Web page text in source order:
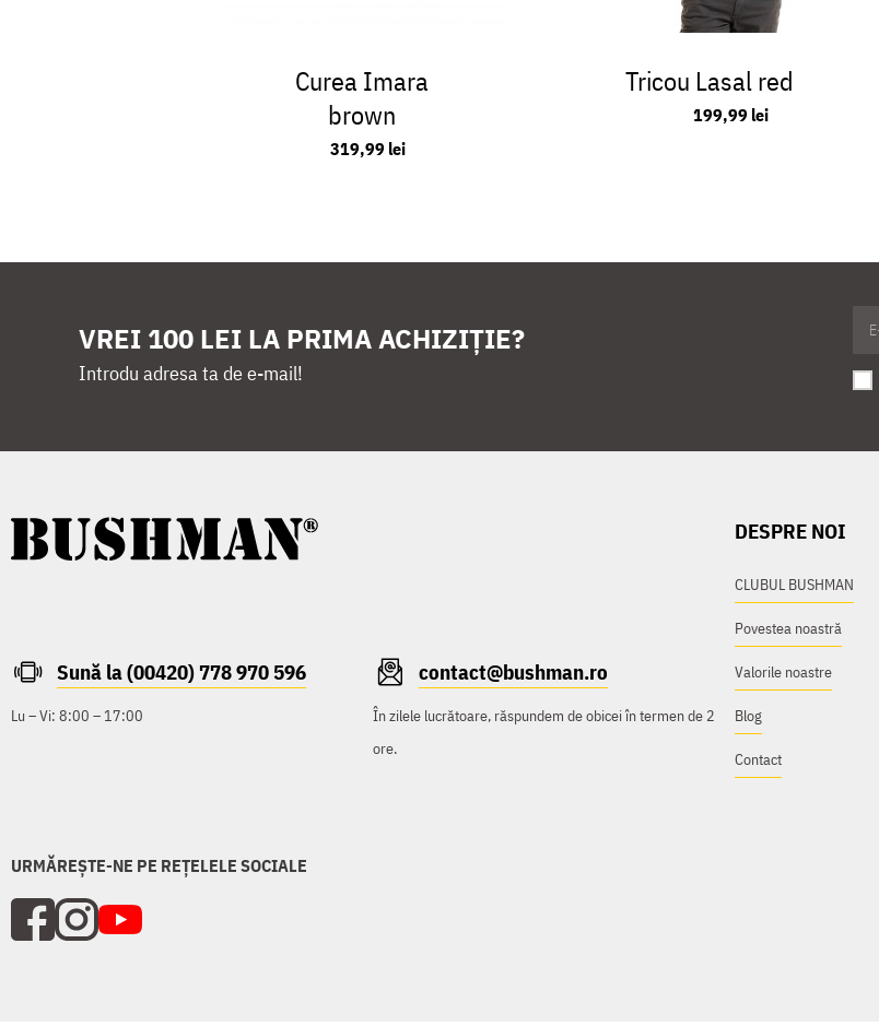
Curea Imara
brown
319,99 lei
Tricou Lasal red
199,99 lei
VREI 100 LEI LA PRIMA ACHIZIȚIE?
Introdu adresa ta de e-mail!
Sună la (00420) 778 970 596
Lu – Vi: 8:00 – 17:00
contact@bushman.ro
În zilele lucrătoare, răspundem de obicei în termen de 2
ore.
URMĂREȘTE-NE PE REȚELELE SOCIALE
DESPRE NOI
CLUBUL BUSHMAN
Povestea noastră
Valorile noastre
Blog
Contact